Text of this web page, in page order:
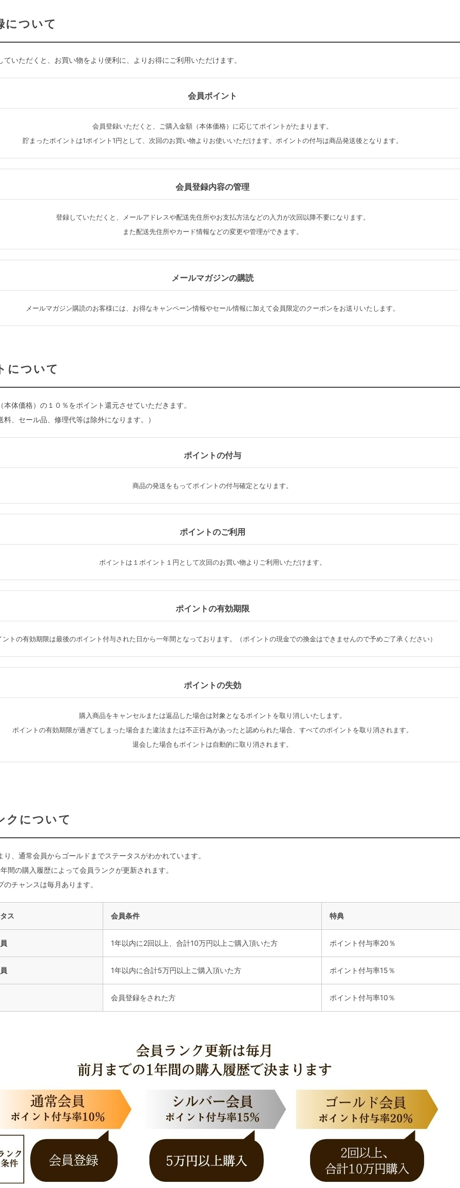
について
ていただくと、お買い物をより便利に、よりお得にご利用いただけます。
会員ポイント
会員登録いただくと、ご購入金額（本体価格）に応じてポイントがたまります。
貯まったポイントは1ポイント1円として、次回のお買い物よりお使いいただけます。ポイントの付与は商品発送後となります。
会員登録内容の管理
登録していただくと、メールアドレスや配送先住所やお支払方法などの入力が次回以降不要になります。
また配送先住所やカード情報などの変更や管理ができます。
メールマガジンの購読
メールマガジン購読のお客様には、お得なキャンペーン情報やセール情報に加えて会員限定のクーポンをお送りいたします。
について
本体価格）の１０％をポイント還元させていただきます。
料、セール品、修理代等は除外になります。）
ポイントの付与
商品の発送をもってポイントの付与確定となります。
ポイントのご利用
ポイントは１ポイント１円として次回のお買い物よりご利用いただけます。
ポイントの有効期限
ントの有効期限は最後のポイント付与された日から一年間となっております。（ポイントの現金での換金はできませんので予めご了承ください）
ポイントの失効
購入商品をキャンセルまたは返品した場合は対象となるポイントを取り消しいたします。
ポイントの有効期限が過ぎてしまった場合また違法または不正行為があったと認められた場合、すべてのポイントを取り消されます。
退会した場合もポイントは自動的に取り消されます。
クについて
り、通常会員からゴールドまでステータスがわかれています。
間の購入履歴によって会員ランクが更新されます。
のチャンスは毎月あります。
ス 会員条件 特典
1年以内に2回以上、合計10万円以上ご購入頂いた方 ポイント付与率20％
1年以内に合計5万円以上ご購入頂いた方 ポイント付与率15％
会員登録をされた方 ポイント付与率10％